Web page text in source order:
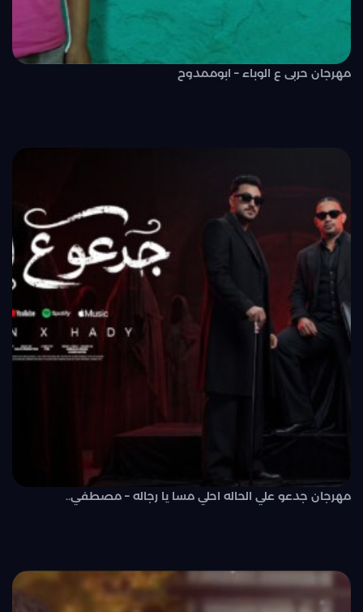
مهرجان حربى ع الوباء – ابوممدوح
مهرجان جدعو علي الحاله احلي مسا يا رجاله – مصطفي..